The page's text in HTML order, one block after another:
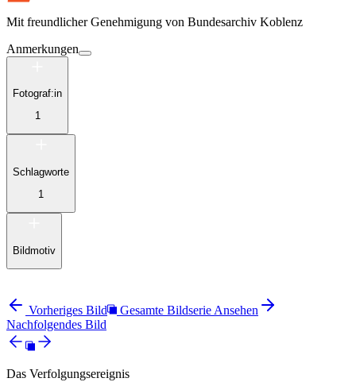
Mit freundlicher Genehmigung von Bundesarchiv Koblenz
Anmerkungen
Fotograf:in
1
Schlagworte
1
Bildmotiv
Vorheriges Bild
Gesamte Bildserie Ansehen
Nachfolgendes Bild
Das Verfolgungsereignis